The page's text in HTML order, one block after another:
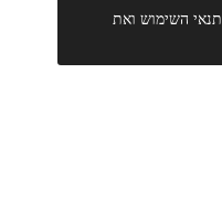
תנאי השימושואת